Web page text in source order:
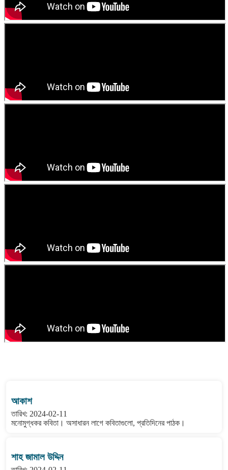
আকাশ
তারিখ: 2024-02-11
মনোমুগ্ধকর কবিতা। অসাধারন লাগে কবিতাগুলো, প্রতিদিনের পাঠক।
শাহ জামাল উদ্দিন